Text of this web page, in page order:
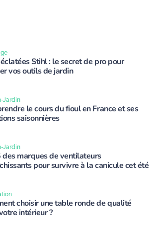
Stihl : le secret de pro pour
vos outils de jardin
le cours du fioul en France et ses
saisonnières
Jardin
des marques de ventilateurs
pour survivre à la canicule cet été
Jardin
choisir une table ronde de qualité
intérieur ?